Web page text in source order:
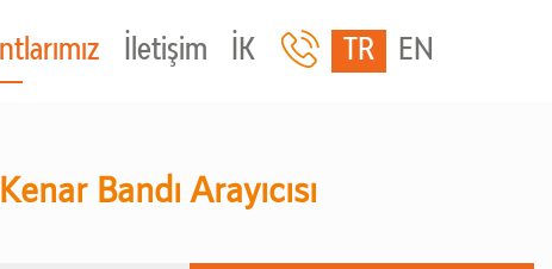
İletişim İK TR EN
Kenar Bandı Arayıcısı